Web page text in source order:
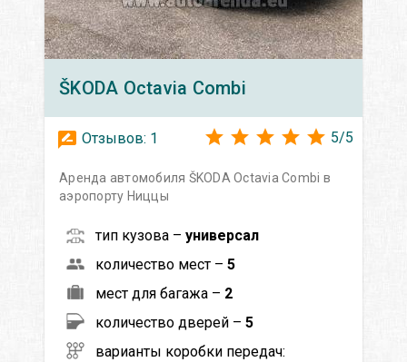
ŠKODA Octavia Сombi
Отзывов: 1 5/5
Аренда автомобиля ŠKODA Octavia Сombi в
аэропорту Ниццы
тип кузова – универсал
количество мест – 5
мест для багажа – 2
количество дверей – 5
варианты коробки передач: